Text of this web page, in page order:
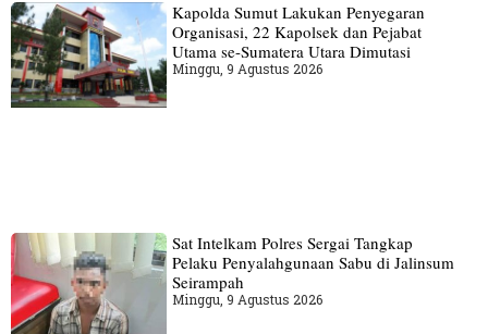
Kapolda Sumut Lakukan Penyegaran
Organisasi, 22 Kapolsek dan Pejabat
Utama se-Sumatera Utara Dimutasi
Minggu, 9 Agustus 2026
Sat Intelkam Polres Sergai Tangkap
Pelaku Penyalahgunaan Sabu di Jalinsum
Seirampah
Minggu, 9 Agustus 2026